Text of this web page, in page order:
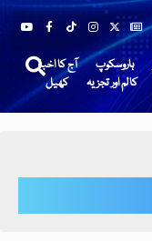
آج کا اخبار ہاروسکوپ
کھیل
کالم اور تجزیہ